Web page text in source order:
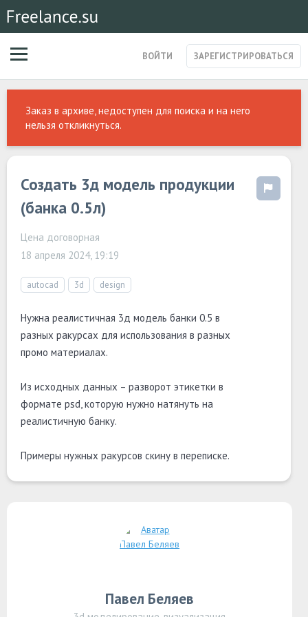
ВОЙТИ ЗАРЕГИСТРИРОВАТЬСЯ
МАГАЗИН УСЛУГ
СПЕЦИАЛИСТЫ
СТАРТАПЫ
Заказ в архиве, недоступен для поиска и на него
нельзя откликнуться.
Создать 3д модель продукции
(банка 0.5л)
Цена договорная
18 апреля 2024, 19:19
autocad 3d design
Нужна реалистичная 3д модель банки 0.5 в
разных ракурсах для использования в разных
промо материалах.
Из исходных данных – разворот этикетки в
формате psd, которую нужно натянуть на
реалистичную банку.
Примеры нужных ракурсов скину в переписке.
Павел Беляев